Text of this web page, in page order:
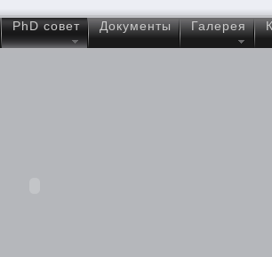
PhD совет Документы Галерея